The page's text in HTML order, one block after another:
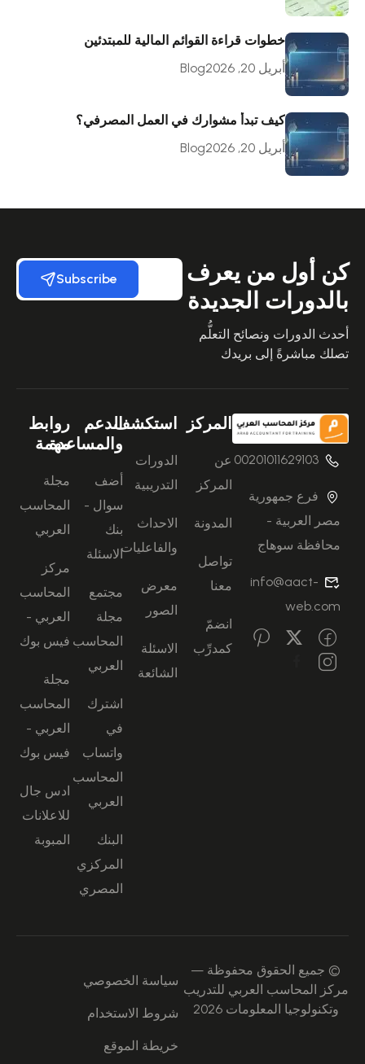
خطوات قراءة القوائم المالية للمبتدئين
أبريل 20, 2026
Blog
كيف تبدأ مشوارك في العمل المصرفي؟
أبريل 20, 2026
Blog
كن أول من يعرف
بالدورات الجديدة
أحدث الدورات ونصائح التعلُّم
تصلك مباشرةً إلى بريدك
Subscribe
00201011629103
فرع جمهورية
مصر العربية -
محافظة سوهاج
info@aact-
web.com
المركز
عن
المركز
المدونة
تواصل
معنا
انضمّ
كمدرِّب
استكشف
الدورات
التدريبية
الاحداث
والفاعليات
معرض
الصور
الاسئلة
الشائعة
الدعم
والمساعدة
أضف
سوال -
بنك
الاسئلة
مجتمع
مجلة
المحاسب
العربي
اشترك
في
واتساب
المحاسب
العربي
البنك
المركزي
المصري
روابط
مهمة
مجلة
المحاسب
العربي
مركز
المحاسب
العربي -
فيس بوك
مجلة
المحاسب
العربي -
فيس بوك
ادس جال
للاعلانات
المبوبة
© جميع الحقوق محفوظة —
مركز المحاسب العربي للتدريب
وتكنولوجيا المعلومات 2026
سياسة الخصوصي
شروط الاستخدام
خريطة الموقع